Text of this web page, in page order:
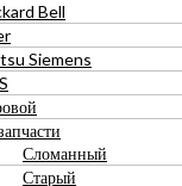
Bell
Siemens
Сломанный
Старый
Планшет
Acer
Asus
Digma
HP